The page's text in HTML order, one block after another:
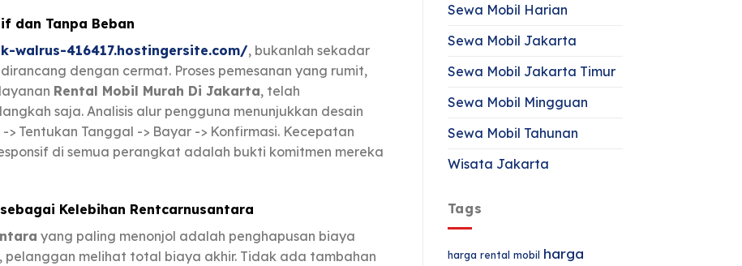
dan Tanpa Beban
walrus-416417.hostingersite.com/, bukanlah sekadar
dengan cermat. Proses pemesanan yang rumit,
Rental Mobil Murah Di Jakarta, telah
saja. Analisis alur pengguna menunjukkan desain
> Tentukan Tanggal -> Bayar -> Konfirmasi. Kecepatan
di semua perangkat adalah bukti komitmen mereka
Kelebihan Rentcarnusantara
yang paling menonjol adalah penghapusan biaya
pelanggan melihat total biaya akhir. Tidak ada tambahan
Sewa Mobil Harian
Sewa Mobil Jakarta
Sewa Mobil Jakarta Timur
Sewa Mobil Mingguan
Sewa Mobil Tahunan
Wisata Jakarta
Tags
harga rental mobil harga